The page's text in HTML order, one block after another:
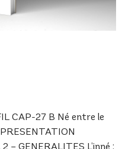
CAP-27 B Né entre le